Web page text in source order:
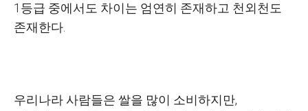
1등급 중에서도 차이는 엄연히 존재하고 천외천도
존재한다.
우리나라 사람들은 쌀을 많이 소비하지만,